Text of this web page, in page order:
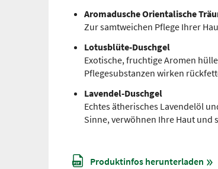
Aromadusche Orientalische
Zur samtweichen Pflege Ihrer
Lotusblüte-Duschgel
Exotische, fruchtige Aromen
Pflegesubstanzen wirken
Lavendel-Duschgel
Echtes ätherisches Lavendelöl
Sinne, verwöhnen Ihre Haut und
Produktinfos herunterladen